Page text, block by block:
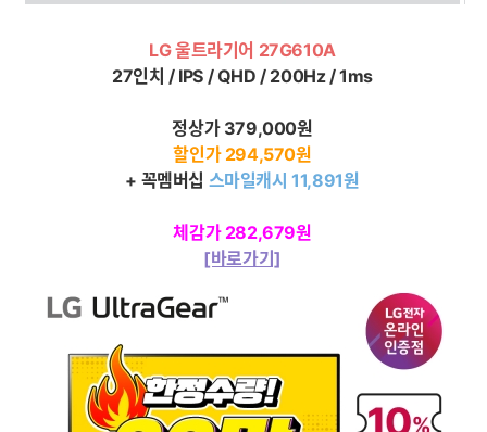
LG 울트라기어 27G610A
27인치 / IPS / QHD / 200Hz / 1ms
정상가 379,000원
할인가 294,570원
+ 꼭멤버십 스마일캐시 11,891원
체감가 282,679원
[바로가기]